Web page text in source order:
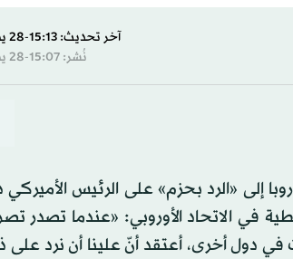
آخر تحديث: 15:13-28 يناير 2017 م ـ 01 جمادي الأول 1438 هـ
نُشر: 15:07-28 يناير 2017 م ـ 01 جمادي الأول 1438 هـ
إلى «الرد بحزم» على الرئيس
في الاتحاد الأوروبي: «عندما تصدر
دول أخرى، أعتقد أنّ علينا أن نرد على